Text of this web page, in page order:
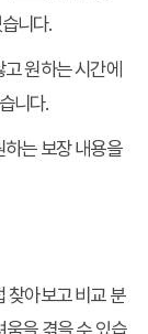
니다.
원하는 시간에
니다.
하는 보장 내용을
찾아보고 비교 분
을 겪을 수 있습